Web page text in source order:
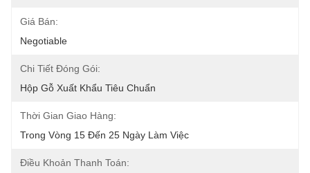
Giá Bán:
Negotiable
Chi Tiết Đóng Gói:
Hộp Gỗ Xuất Khẩu Tiêu Chuẩn
Thời Gian Giao Hàng:
Trong Vòng 15 Đến 25 Ngày Làm Việc
Điều Khoản Thanh Toán: